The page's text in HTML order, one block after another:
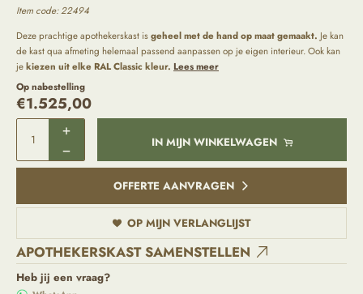
Item code:22494
Deze prachtige apothekerskast isgeheel met de hand op maat gemaakt. Je kan
de kast qua afmeting helemaal passend aanpassen op je eigen interieur. Ook kan
jekiezen uit elke RAL Classic kleur. Lees meer
Op nabestelling
€1.525,00
IN MIJN WINKELWAGEN
OFFERTE AANVRAGEN
OP MIJN VERLANGLIJST
APOTHEKERSKAST SAMENSTELLEN
Heb jij een vraag?